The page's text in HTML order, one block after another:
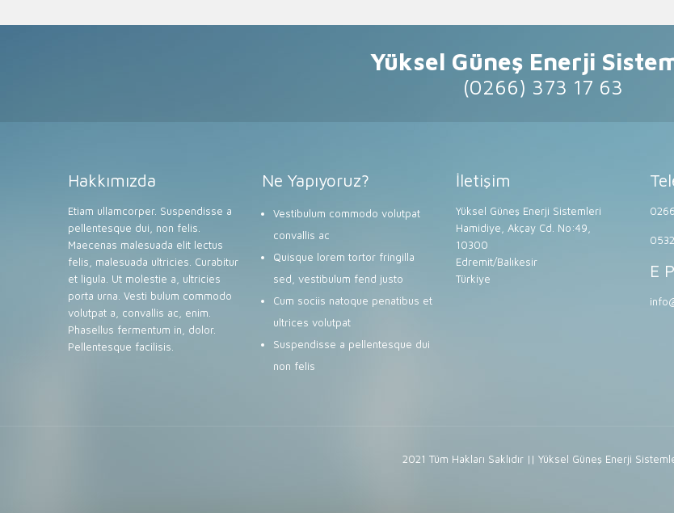
Yüksel Güneş Enerji
(0266) 373 17 63
Hakkımızda
Etiam ullamcorper. Suspendisse a
pellentesque dui, non felis.
Maecenas malesuada elit lectus
felis, malesuada ultricies. Curabitur
et ligula. Ut molestie a, ultricies
porta urna. Vesti bulum commodo
volutpat a, convallis ac, enim.
Phasellus fermentum in, dolor.
Pellentesque facilisis.
Ne Yapıyoruz?
Vestibulum commodo volutpat
convallis ac
Quisque lorem tortor fringilla
sed, vestibulum fend justo
Cum sociis natoque penatibus et
ultrices volutpat
Suspendisse a pellentesque dui
non felis
İletişim
Yüksel Güneş Enerji Sistemleri
Hamidiye, Akçay Cd. No:49,
10300
Edremit/Balıkesir
Türkiye
E
2021 Tüm Hakları Saklıdır || Yüksel Güneş Enerji